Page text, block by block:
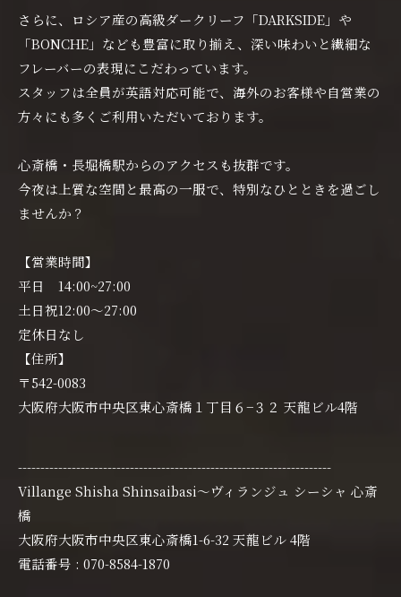
さらに、ロシア産の高級ダークリーフ「DARKSIDE」や
「BONCHE」なども豊富に取り揃え、深い味わいと繊細な
フレーバーの表現にこだわっています。
スタッフは全員が英語対応可能で、海外のお客様や自営業の
方々にも多くご利用いただいております。
心斎橋・長堀橋駅からのアクセスも抜群です。
今夜は上質な空間と最高の一服で、特別なひとときを過ごし
ませんか？
【営業時間】
平日 14:00~27:00
土日祝12:00〜27:00
定休日なし
【住所】
〒542-0083
大阪府大阪市中央区東心斎橋１丁目６−３２ 天龍ビル4階
----------------------------------------------------------------------
Villange Shisha Shinsaibasi〜ヴィランジュ シーシャ 心斎
橋
大阪府大阪市中央区東心斎橋1-6-32 天龍ビル 4階
電話番号 : 070-8584-1870